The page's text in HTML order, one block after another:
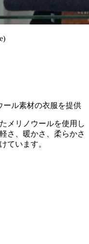
ール素材の衣服を提供
メリノウールを使用し
さ、暖かさ、柔らかさ
ています。